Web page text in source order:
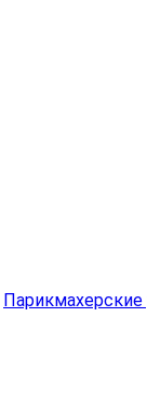
Парикмахерские